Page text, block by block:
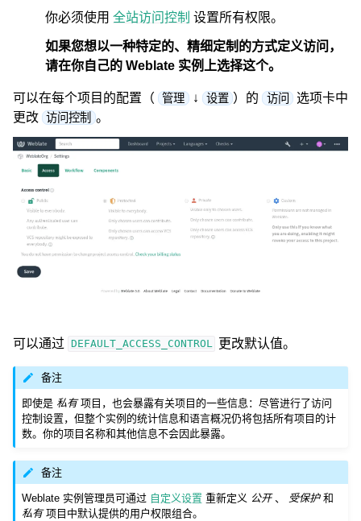
你必须使用 全站访问控制 设置所有权限。
如果您想以一种特定的、精细定制的方式定义访问，
请在你自己的 Weblate 实例上选择这个。
可以在每个项目的配置（ 管理 ↓ 设置 ）的 访问 选项卡中
更改 访问控制 。
可以通过 DEFAULT_ACCESS_CONTROL 更改默认值。
备注
即使是 私有项目，也会暴露有关项目的一些信息：尽管进行了访问
控制设置，但整个实例的统计信息和语言概况仍将包括所有项目的计
数。你的项目名称和其他信息不会因此暴露。
备注
Weblate 实例管理员可通过 自定义设置 重新定义 公开、 受保护和
私有项目中默认提供的用户权限组合。